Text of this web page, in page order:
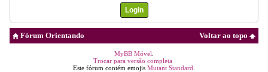
Voltar ao topo
Fórum Orientando
MyBB Móvel
Trocar para versão completa
Este fórum contém emojis Mutant Standard